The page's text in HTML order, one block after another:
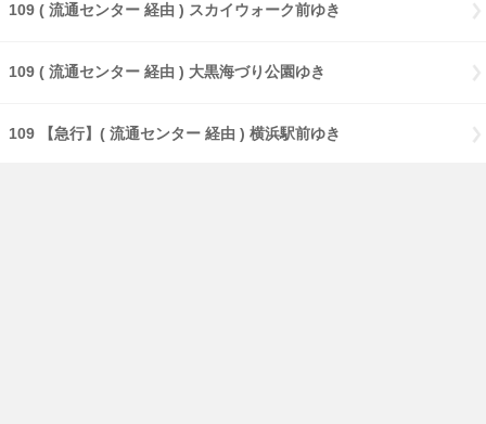
109 ( 流通センター 経由 ) スカイウォーク前ゆき
109 ( 流通センター 経由 ) 大黒海づり公園ゆき
109 【急行】( 流通センター 経由 ) 横浜駅前ゆき